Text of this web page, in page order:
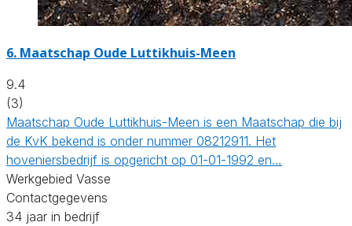
6. Maatschap Oude Luttikhuis-Meen
9.4
(3)
Maatschap Oude Luttikhuis-Meen is een Maatschap die bij
de KvK bekend is onder nummer 08212911. Het
hoveniersbedrijf is opgericht op 01-01-1992 en…
Werkgebied Vasse
Contactgegevens
34 jaar in bedrijf